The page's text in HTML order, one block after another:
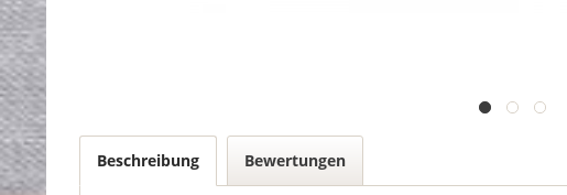
Beschreibung Bewertungen